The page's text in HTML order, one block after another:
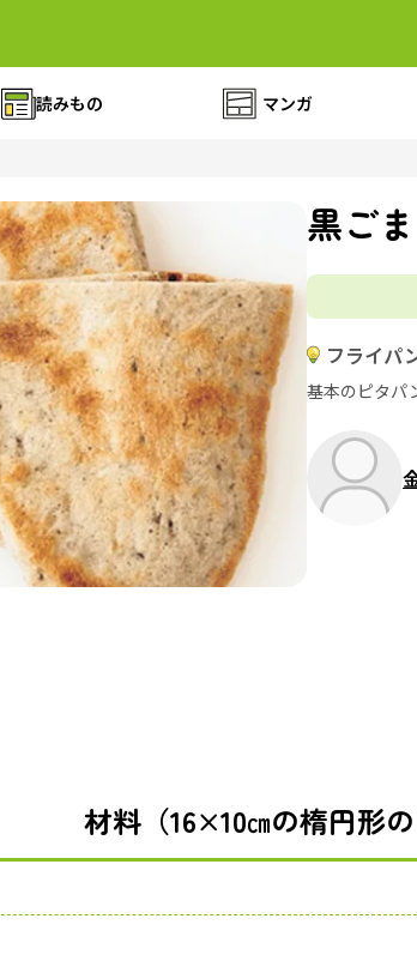
読みもの マンガ
黒ご
フライパ
基本のピタパ
材料（16×10㎝の楕円形